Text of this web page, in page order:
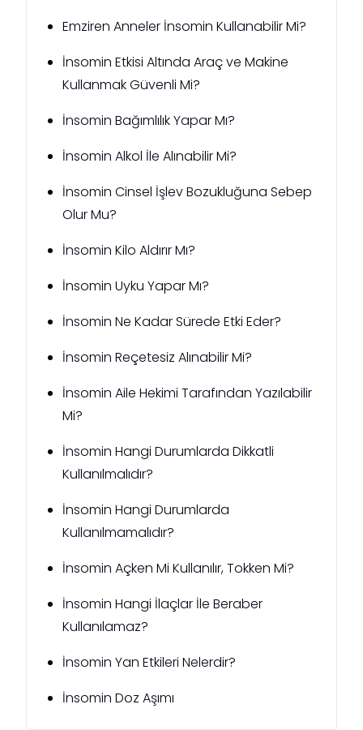
Emziren Anneler İnsomin Kullanabilir Mi?
İnsomin Etkisi Altında Araç ve Makine
Kullanmak Güvenli Mi?
İnsomin Bağımlılık Yapar Mı?
İnsomin Alkol İle Alınabilir Mi?
İnsomin Cinsel İşlev Bozukluğuna Sebep
Olur Mu?
İnsomin Kilo Aldırır Mı?
İnsomin Uyku Yapar Mı?
İnsomin Ne Kadar Sürede Etki Eder?
İnsomin Reçetesiz Alınabilir Mi?
İnsomin Aile Hekimi Tarafından Yazılabilir
Mi?
İnsomin Hangi Durumlarda Dikkatli
Kullanılmalıdır?
İnsomin Hangi Durumlarda
Kullanılmamalıdır?
İnsomin Açken Mi Kullanılır, Tokken Mi?
İnsomin Hangi İlaçlar İle Beraber
Kullanılamaz?
İnsomin Yan Etkileri Nelerdir?
İnsomin Doz Aşımı